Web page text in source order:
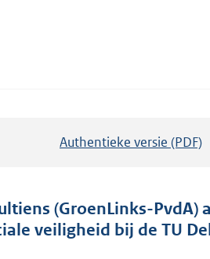
Authentieke versie (PDF)
t
a
(GroenLinks-
veiligheid bij de TU